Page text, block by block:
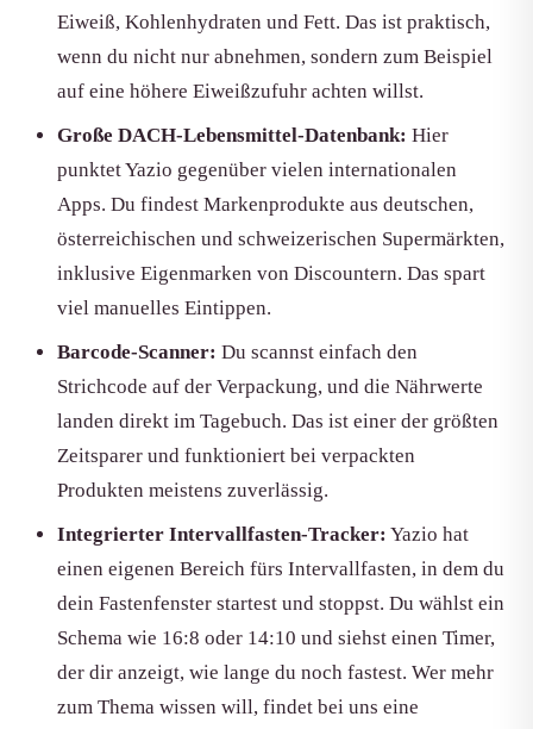
Eiweiß, Kohlenhydraten und Fett. Das ist praktisch,
wenn du nicht nur abnehmen, sondern zum Beispiel
auf eine höhere Eiweißzufuhr achten willst.
Große DACH-Lebensmittel-Datenbank: Hier
punktet Yazio gegenüber vielen internationalen
Apps. Du findest Markenprodukte aus deutschen,
österreichischen und schweizerischen Supermärkten,
inklusive Eigenmarken von Discountern. Das spart
viel manuelles Eintippen.
Barcode-Scanner: Du scannst einfach den
Strichcode auf der Verpackung, und die Nährwerte
landen direkt im Tagebuch. Das ist einer der größten
Zeitsparer und funktioniert bei verpackten
Produkten meistens zuverlässig.
Integrierter Intervallfasten-Tracker: Yazio hat
einen eigenen Bereich fürs Intervallfasten, in dem du
dein Fastenfenster startest und stoppst. Du wählst ein
Schema wie 16:8 oder 14:10 und siehst einen Timer,
der dir anzeigt, wie lange du noch fastest. Wer mehr
zum Thema wissen will, findet bei uns eine